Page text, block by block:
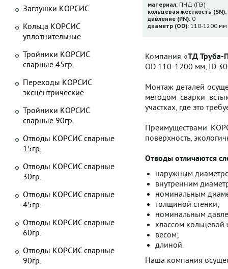
материал: ПНД (ПЭ)
кольцевая жесткость (SN):
давление (PN): 0
диаметр (OD): 110-1200 мм
Компания «ТД Труба-
OD 110-1200 мм, ID
Монтаж деталей
методом сварки
участках, где это
Преимуществами
поверхность,
Отводы отличаются
наружным
внутренним
номинальным
толщиной стенки;
номинальным
классом кольцевой
весом;
длиной.
Наша компания
Заглушки КОРСИС
Кольца КОРСИС
уплотнительные
Тройники КОРСИС
сварные 45гр.
Переходы КОРСИС
эксцентрические
Тройники КОРСИС
сварные 90гр.
Отводы КОРСИС сварные
15гр.
Отводы КОРСИС сварные
30гр.
Отводы КОРСИС сварные
45гр.
Отводы КОРСИС сварные
60гр.
Отводы КОРСИС сварные
90гр.